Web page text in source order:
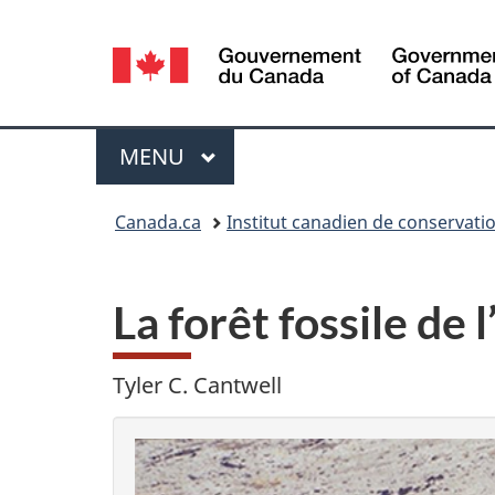
Sélection
de
la
langue
Menu
MENU PRINCIPAL
Canada.ca Institut canadien de
La forêt fossile de
Tyler C. Cantwell